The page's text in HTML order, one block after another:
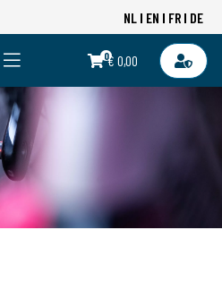
NL EN FR DE
0€ 0,00